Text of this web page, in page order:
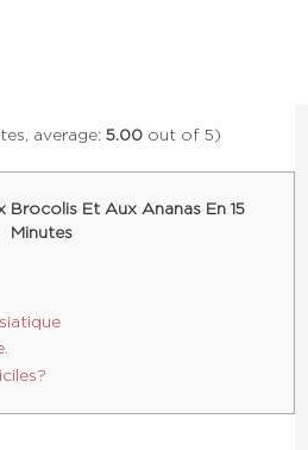
average: 5.00 out of 5)
Brocolis Et Aux Ananas En 15
Minutes